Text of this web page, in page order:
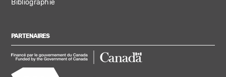
Bibliographie
PARTENAIRES